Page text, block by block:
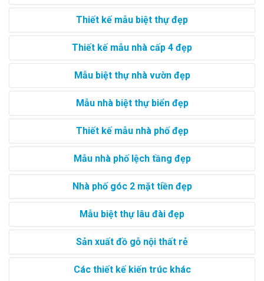
Thiết kế mẫu biệt thự đẹp
Thiết kế mẫu nhà cấp 4 đẹp
Mẫu biệt thự nhà vườn đẹp
Mẫu nhà biệt thự biển đẹp
Thiết kế mẫu nhà phố đẹp
Mẫu nhà phố lệch tầng đẹp
Nhà phố góc 2 mặt tiền đẹp
Mẫu biệt thự lâu đài đẹp
Sản xuất đồ gỗ nội thất rẻ
Các thiết kế kiến trúc khác